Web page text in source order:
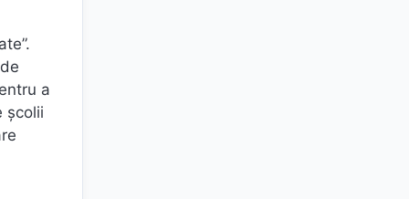
a
școlii